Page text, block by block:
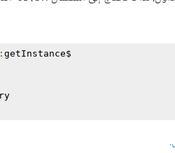
$tagQuery
getInstance